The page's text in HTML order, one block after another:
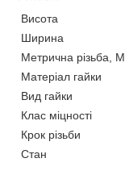
Висота
Ширина
Метрична різьба, М
Матеріал гайки
Вид гайки
Клас міцності
Крок різьби
Стан